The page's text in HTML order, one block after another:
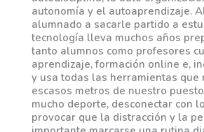
autonomía y el autoaprendizaje.
alumnado a sacarle partido a
tecnología lleva muchos años
tanto alumnos como profesores
aprendizaje, formación online e,
y usa todas las herramientas que
escasos metros de nuestro
mucho deporte, desconectar con
provocar que la distracción y la